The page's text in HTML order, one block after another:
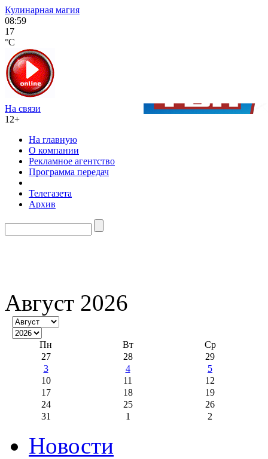
Кулинарная магия
08:59
17
°C
На связи
12+
На главную
О компании
Рекламное агентство
Программа передач
Телегазета
Архив
Август 2026
Пн Вт
Ср
27
28
29
3
4
5
10
11
12
17
18
19
24
25
26
31
1 2
Новости